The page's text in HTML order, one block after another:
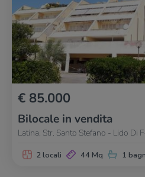
€ 85.000
Bilocale in vendita
Latina, Str. Santo Stefano - Lido Di
2 locali 44 Mq 1